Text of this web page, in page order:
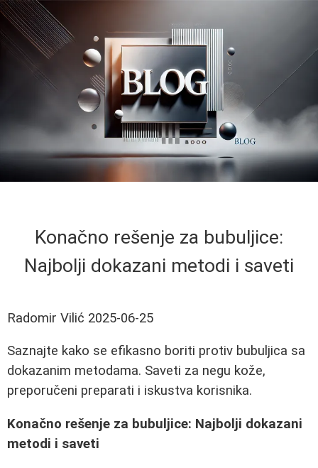
Konačno rešenje za bubuljice:
Najbolji dokazani metodi i saveti
Radomir Vilić 2025-06-25
Saznajte kako se efikasno boriti protiv bubuljica sa
dokazanim metodama. Saveti za negu kože,
preporučeni preparati i iskustva korisnika.
Konačno rešenje za bubuljice: Najbolji dokazani
metodi i saveti